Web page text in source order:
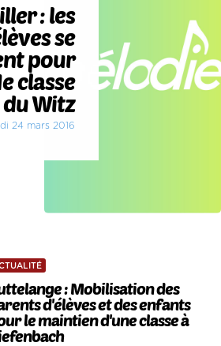
: les
se
pour
classe
Witz
24 mars 2016
: Mobilisation des
d'élèves et des enfants
le maintien d'une classe à